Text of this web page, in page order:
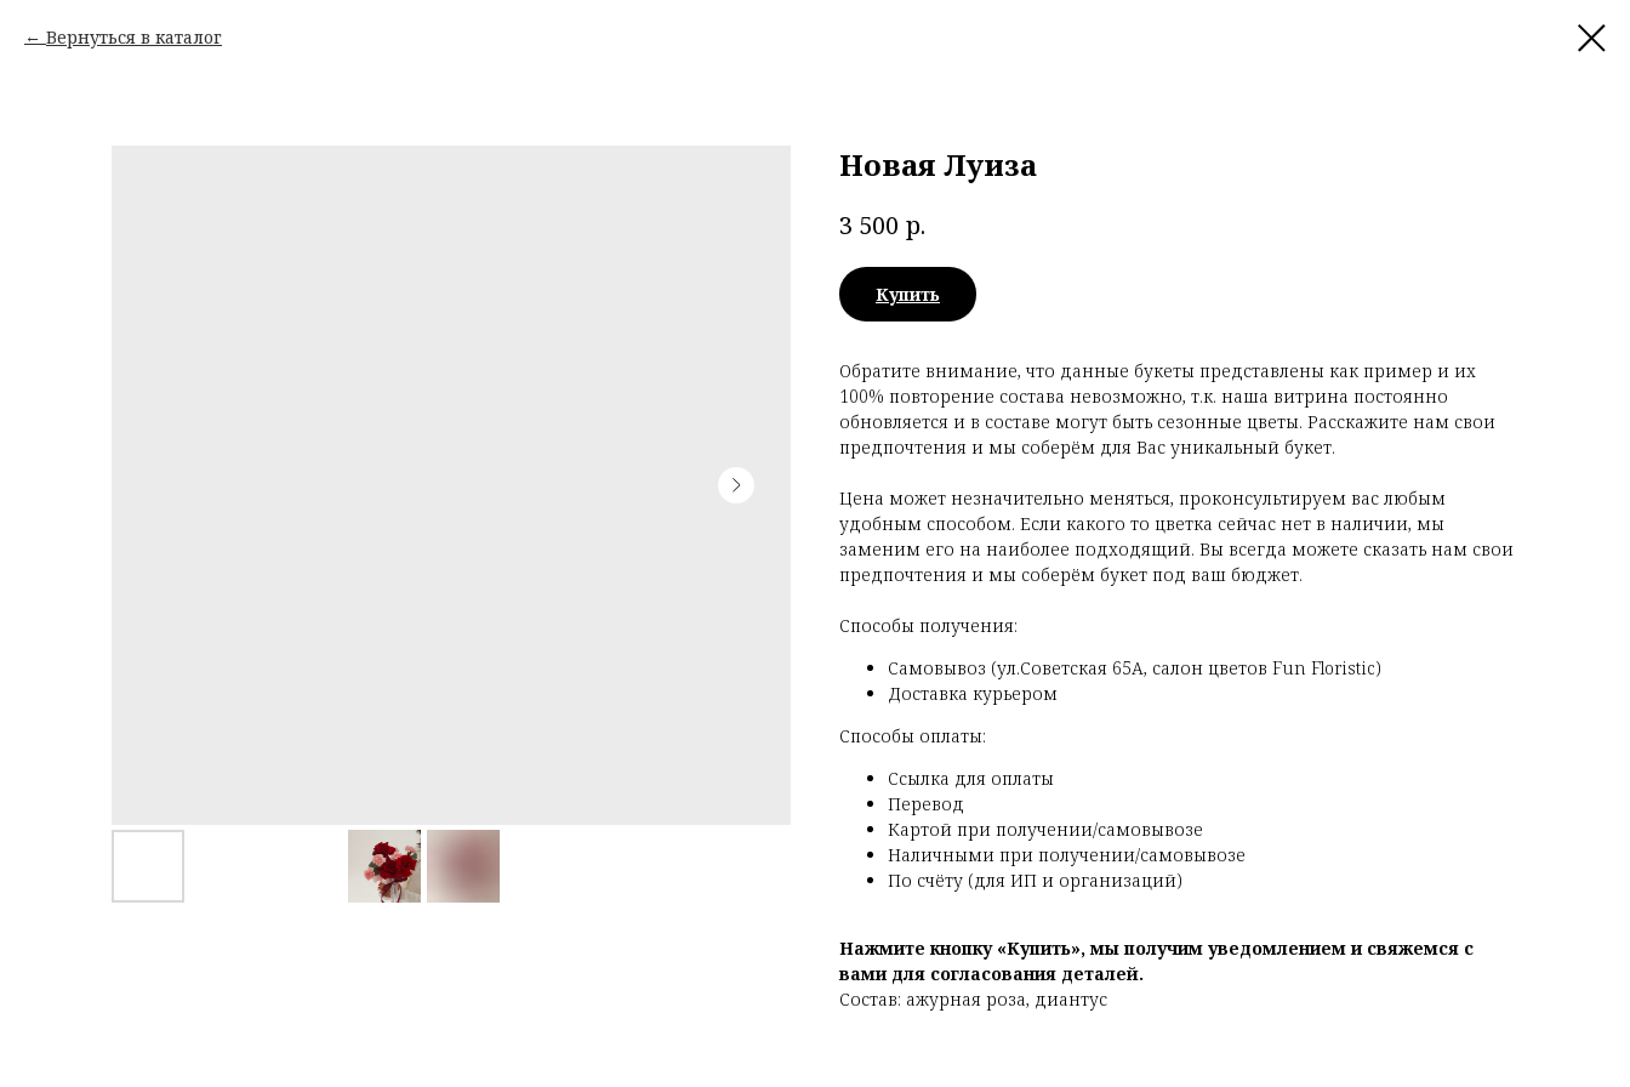
Вернуться в каталог
Новая Луиза
3 500 р.
Купить
Обратите внимание, что данные букеты представлены как пример и их
100% повторение состава невозможно, т.к. наша витрина постоянно
обновляется и в составе могут быть сезонные цветы. Расскажите нам свои
предпочтения и мы соберём для Вас уникальный букет.
Цена может незначительно меняться, проконсультируем вас любым
удобным способом. Если какого то цветка сейчас нет в наличии, мы
заменим его на наиболее подходящий. Вы всегда можете сказать нам свои
предпочтения и мы соберём букет под ваш бюджет.
Способы получения:
Самовывоз (ул.Советская 65А, салон цветов Fun Floristic)
Доставка курьером
Способы оплаты:
Ссылка для оплаты
Перевод
Картой при получении/самовывозе
Наличными при получении/самовывозе
По счёту (для ИП и организаций)
Нажмите кнопку «Купить», мы получим уведомлением и свяжемся с
вами для согласования деталей.
Состав: ажурная роза, диантус